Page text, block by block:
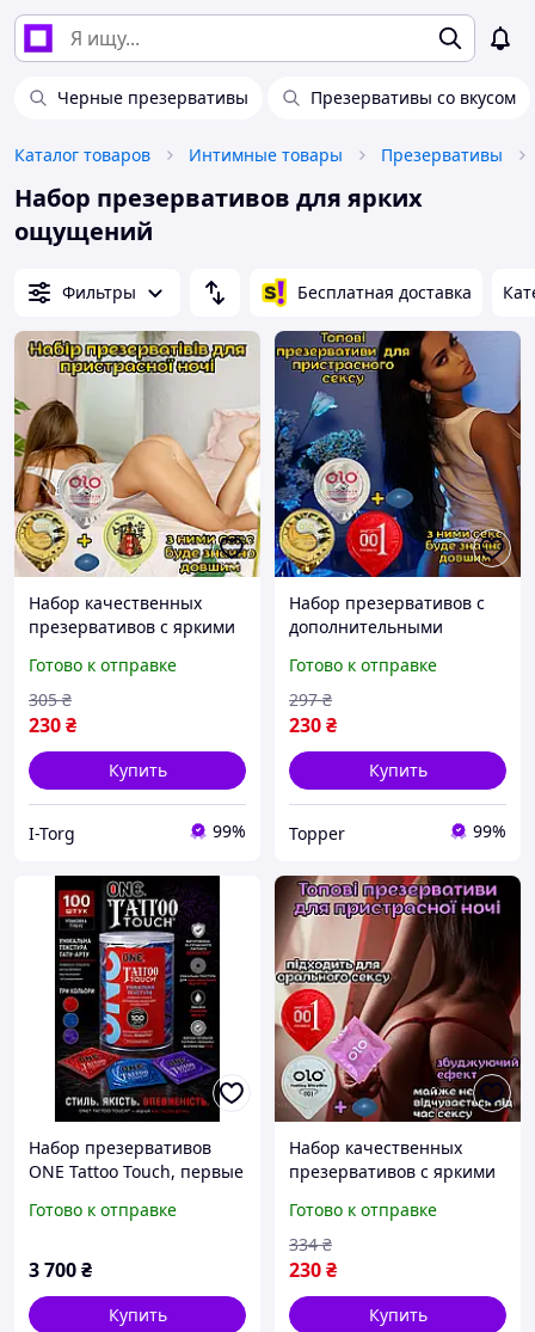
Черные презервативы Презервативы со вкусом
Каталог товаров Интимные товары Презервативы
Набор презервативов для ярких
ощущений
Фильтры Бесплатная доставка
Набор качественных
презервативов с яркими
«IT25070» Для новых
ощущений в постели
Готово к отправке
230₴
305 ₴
Купить
I-Torg 99%
Набор презервативов с
дополнительными
«Mega SexMarafon»
Новые яркие ощущения
Готово к отправке
230₴
297 ₴
Купить
Topper 99%
Набор презервативов
ONE Tattoo Touch, первые
тату ребрами для яркой
незабываемых
ощущений.
Готово к отправке
3 700₴
Купить
Набор качественных
презервативов с яркими
«IT25072» Новые яркие
ощущения
Готово к отправке
230₴
334 ₴
Купить